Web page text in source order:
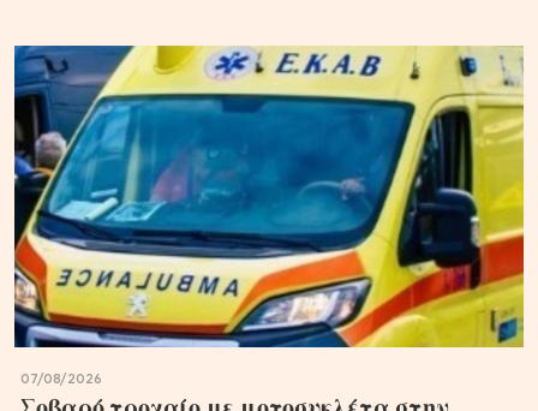
07/08/2026